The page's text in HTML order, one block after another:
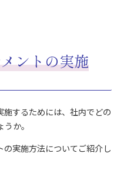
ントの実施
するためには、社内でどの
か。
の実施方法についてご紹介し